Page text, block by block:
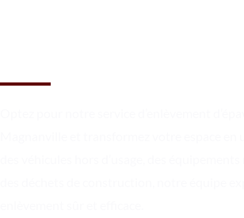
Magnanville et transformez votre espace